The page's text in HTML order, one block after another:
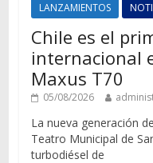
LANZAMIENTOS
Chile es el
internacional
Maxus T70
05/08/2026
La nueva generación
Teatro Municipal de
turbodiésel de